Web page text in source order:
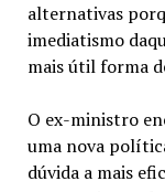
alternativas
imediatismo
mais útil forma
O ex-ministro
uma nova
dúvida a mais